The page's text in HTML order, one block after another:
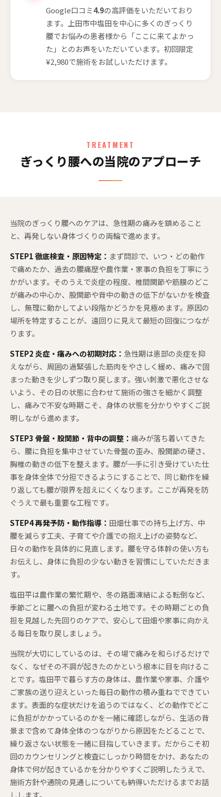
Google口コミ4.9の高評価をいただいており
ます。上田市中塩田を中心に多くのぎっくり
腰でお悩みの患者様から「ここに来てよかっ
た」とのお声をいただいています。初回限定
¥2,980で施術をお試しいただけます。
TREATMENT
ぎっくり腰への当院のアプローチ
当院のぎっくり腰へのケアは、急性期の痛みを鎮めること
と、再発しない身体づくりの両輪で進めます。
STEP1 徹底検査・原因特定： まず問診で、いつ・どの動作
で痛めたか、過去の腰痛歴や農作業・家事の負担を丁寧にう
かがいます。そのうえで炎症の程度、椎間関節や筋膜のどこ
が痛みの中心か、股関節や背中の動きの低下がないかを検査
し、無理に動かしてよい段階かどうかを見極めます。原因の
場所を特定することが、遠回りに見えて最短の回復につなが
ります。
STEP2 炎症・痛みへの初期対応： 急性期は患部の炎症を抑
えながら、周囲の過緊張した筋肉をやさしく緩め、痛みで固
まった動きを少しずつ取り戻します。強い刺激で悪化させな
いよう、その日の状態に合わせて施術の強さを細かく調整
し、痛みで不安な時期こそ、身体の状態を分かりやすくご説
明しながら進めます。
STEP3 骨盤・股関節・背中の調整： 痛みが落ち着いてきた
ら、腰に負担を集中させていた骨盤の歪み、股関節の硬さ、
胸椎の動きの低下を整えます。腰が一手に引き受けていた仕
事を身体全体で分担できるようにすることで、同じ動作を繰
り返しても腰が限界を超えにくくなります。ここが再発を防
ぐうえで最も重要な工程です。
STEP4 再発予防・動作指導： 田畑仕事での持ち上げ方、中
腰を減らす工夫、子育てや介護での抱え上げの姿勢など、
日々の動作を具体的に見直します。腰を守る体幹の使い方も
お伝えし、身体に負担の少ない動きを習慣にしていただきま
す。
塩田平は農作業の繁忙期や、冬の路面凍結による転倒など、
季節ごとに腰への負担が変わる土地です。その時期ごとの負
担を見越した先回りのケアで、安心して田畑や家事に向かえ
る毎日を取り戻しましょう。
当院が大切にしているのは、その場で痛みを和らげるだけで
なく、なぜその不調が起きたのかという根本に目を向けるこ
とです。塩田平で暮らす方の身体は、農作業や家事、介護や
ご家族の送り迎えといった毎日の動作の積み重ねでできてい
ます。表面的な症状だけを追うのではなく、どの動作でどこ
に負担がかかっているのかを一緒に確認しながら、生活の背
景まで含めて身体全体のつながりから原因をたどることで、
繰り返さない状態を一緒に目指していきます。だからこそ初
回のカウンセリングと検査にしっかり時間をかけ、あなたの
身体で何が起きているかを分かりやすくご説明したうえで、
施術方針や通院の見通しについても納得いただけるまでお話
しします。